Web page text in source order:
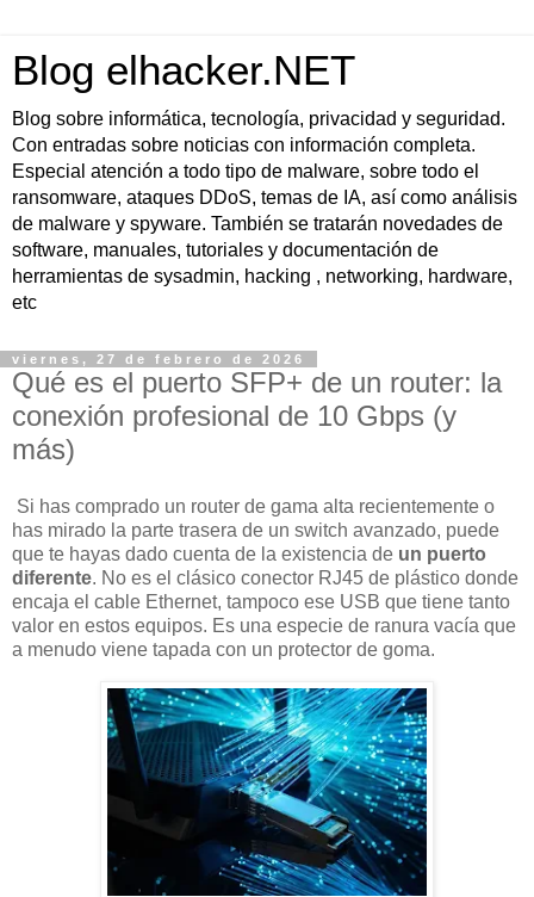
Blog elhacker.NET
Blog sobre informática, tecnología, privacidad y seguridad.
Con entradas sobre noticias con información completa.
Especial atención a todo tipo de malware, sobre todo el
ransomware, ataques DDoS, temas de IA, así como análisis
de malware y spyware. También se tratarán novedades de
software, manuales, tutoriales y documentación de
herramientas de sysadmin, hacking , networking, hardware,
etc
viernes, 27 de febrero de 2026
Qué es el puerto SFP+ de un router: la
conexión profesional de 10 Gbps (y
más)
Si has comprado un router de gama alta recientemente o
has mirado la parte trasera de un switch avanzado, puede
que te hayas dado cuenta de la existencia de un puerto
diferente. No es el clásico conector RJ45 de plástico donde
encaja el cable Ethernet, tampoco ese USB que tiene tanto
valor en estos equipos. Es una especie de ranura vacía que
a menudo viene tapada con un protector de goma.